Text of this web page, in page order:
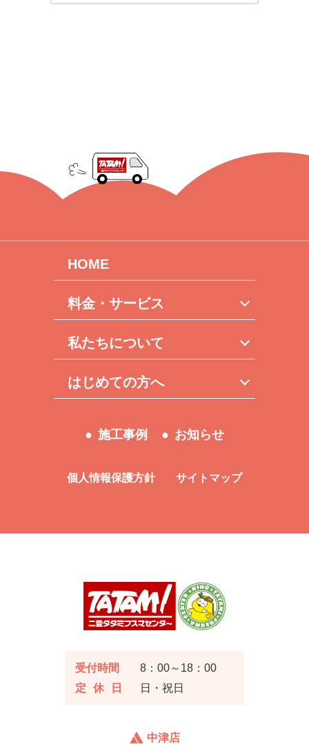
HOME
料金・サービス
私たちについて
はじめての方へ
施工事例 お知らせ
個人情報保護方針 サイトマップ
受付時間
8：00～18：00
定休日
日・祝日
中津店